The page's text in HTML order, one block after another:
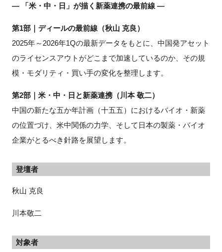
― 「米・中・日」が描く新薬連携の最前線 ―
第1部｜ディールの最前線（秋山 克良）
2025年～2026年1Qの最新データをもとに、中国発アセット
のライセンスアウトがどこまで加速しているのか、その規
模・モダリティ・買い手の変化を整理します。
第2部｜米・中・日と新薬連携（川本 敬二）
中国の新たな五か年計画（十五五）におけるバイオ・新薬
の位置づけ、米中関係の力学、そして日本の製薬・バイオ
企業がとるべき針路を展望します。
登壇者
秋山 克良
川本敬二
対象者